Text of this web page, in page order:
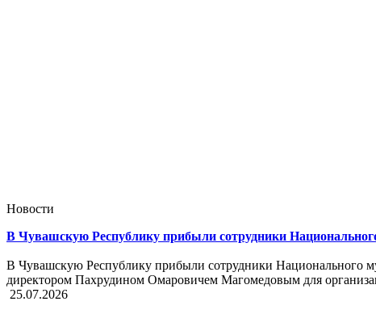
Новости
В Чувашскую Республику прибыли сотрудники
В Чувашскую Республику прибыли сотрудники Национального
директором Пахрудином Омаровичем Магомедовым для
25.07.2026